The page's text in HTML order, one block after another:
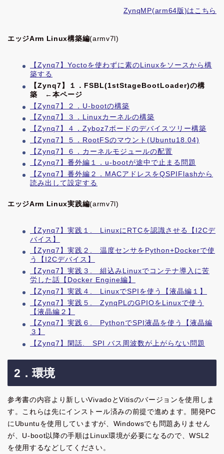
ZynqMP(arm64版)はこちら
エッジArm Linux構築編(armv7l)
【Zynq7】Yoctoを使わずに素のLinuxをソースから構
築する
【Zynq7】１．FSBL(1stStageBootLoader)の構
築 ←本ページ
【Zynq7】２．U-bootの構築
【Zynq7】３．Linuxカーネルの構築
【Zynq7】４．Zyboz7ボードのデバイスツリー構築
【Zynq7】５．RootFSのマウント(Ubuntu18.04)
【Zynq7】６．カーネルモジュールの配置
【Zynq7】番外編１．u-bootが途中で止まる問題
【Zynq7】番外編２．MACアドレスをQSPIFlashから
読み出して設定する
エッジArm Linux実践編(armv7l)
【Zynq7】実践１. LinuxにRTCを認識させる【I2Cデ
バイス】
【Zynq7】実践２. 温度センサをPython+Dockerで使
う【I2Cデバイス】
【Zynq7】実践３. 組込みLinuxでコンテナ導入に苦
労した話【Docker Engine編】
【Zynq7】実践４. LinuxでSPIを使う【液晶編１】
【Zynq7】実践５. ZynqPLのGPIOをLinuxで使う
【液晶編２】
【Zynq7】実践６. PythonでSPI液晶を使う【液晶編
３】
【Zynq7】閑話. SPI バス周波数が上がらない問題
2．環境
参考書の内容より新しいVivadoとVitisのバージョンを使用しま
す。これらは先にインストール済みの前提で進めます。開発PC
にUbuntuを使用していますが、Windowsでも問題ありません
が、U-boot以降の手順はLinux環境が必要になるので、WSL2
を使用するなどしてください。